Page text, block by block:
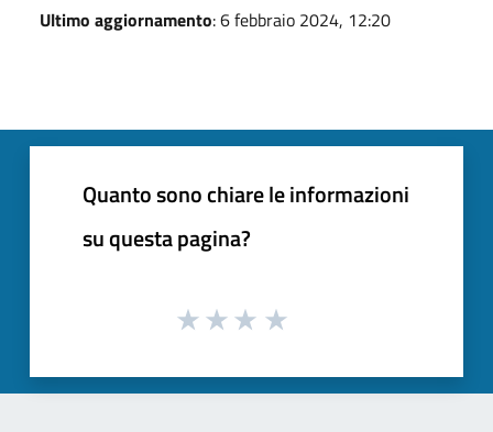
Ultimo aggiornamento: 6 febbraio 2024, 12:20
Quanto sono chiare le informazioni
su questa pagina?